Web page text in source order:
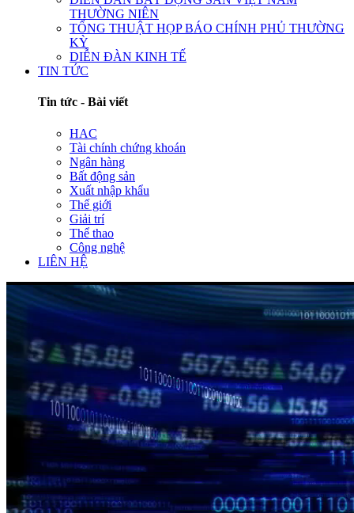
THƯỜNG NIÊN
TỔNG THUẬT HỌP BÁO CHÍNH PHỦ THƯỜNG
KỲ
DIỄN ĐÀN KINH TẾ
TIN TỨC
Tin tức - Bài viết
HAC
Tài chính chứng khoán
Ngân hàng
Bất động sản
Xuất nhập khẩu
Thế giới
Giải trí
Thể thao
Công nghệ
LIÊN HỆ